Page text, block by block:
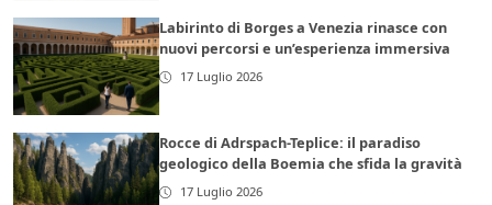
Labirinto di Borges a Venezia rinasce con
nuovi percorsi e un’esperienza immersiva
17 Luglio 2026
Rocce di Adrspach-Teplice: il paradiso
geologico della Boemia che sfida la gravità
17 Luglio 2026